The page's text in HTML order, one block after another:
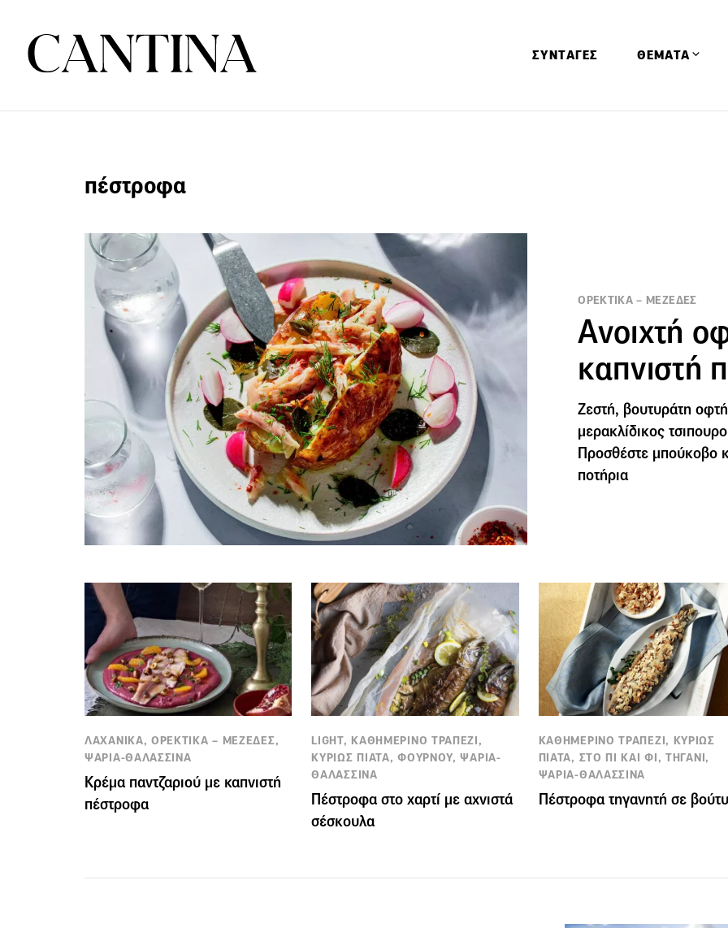
ΣΥΝΤΑΓΕΣ ΘΕΜΑΤΑ
Υγεία &
πέστροφα
ΟΡΕΚΤΙΚΑ – ΜΕΖΕΔΕΣ
Ανοιχτή
καπνιστή
Ζεστή, βουτυράτη
μερακλίδικος
Προσθέστε μπούκοβο
ποτήρια
ΛΑΧΑΝΙΚΑ, ΟΡΕΚΤΙΚΑ – ΜΕΖΕΔΕΣ,
ΨΑΡΙΑ-ΘΑΛΑΣΣΙΝΑ
Κρέμα παντζαριού με καπνιστή
πέστροφα
LIGHT, ΚΑΘΗΜΕΡΙΝΟ ΤΡΑΠΕΖΙ,
ΚΥΡΙΩΣ ΠΙΑΤΑ, ΦΟΥΡΝΟΥ, ΨΑΡΙΑ-
ΘΑΛΑΣΣΙΝΑ
Πέστροφα στο χαρτί με αχνιστά
σέσκουλα
ΚΑΘΗΜΕΡΙΝΟ ΤΡΑΠΕΖΙ, ΚΥΡΙΩΣ
ΠΙΑΤΑ, ΣΤΟ ΠΙ ΚΑΙ ΦΙ, ΤΗΓΑΝΙ,
ΨΑΡΙΑ-ΘΑΛΑΣΣΙΝΑ
Πέστροφα τηγανητή σε